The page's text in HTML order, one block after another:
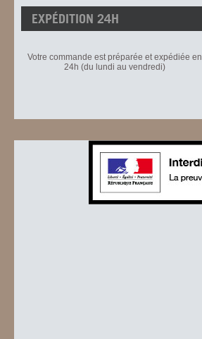
EXPÉDITION 24H
Votre commande est préparée et expédiée en
24h (du lundi au vendredi)